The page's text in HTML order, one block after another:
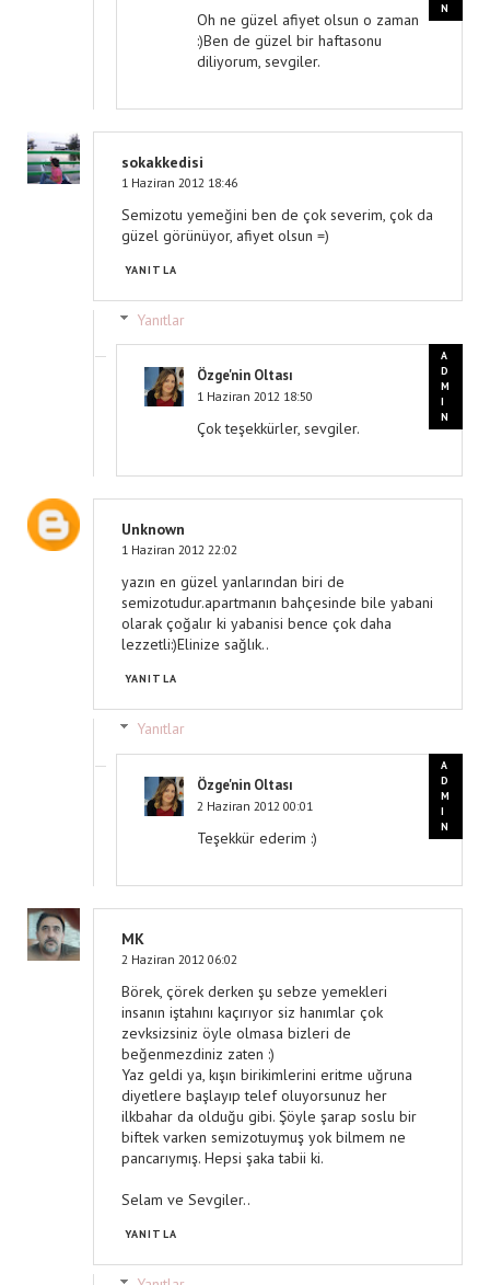
Oh ne güzel afiyet olsun o zaman
:)Ben de güzel bir haftasonu
diliyorum, sevgiler.
sokakkedisi
1 Haziran 2012 18:46
Semizotu yemeğini ben de çok severim, çok da
güzel görünüyor, afiyet olsun =)
YANITLA
Yanıtlar
Özge'nin Oltası
1 Haziran 2012 18:50
Çok teşekkürler, sevgiler.
Unknown
1 Haziran 2012 22:02
yazın en güzel yanlarından biri de
semizotudur.apartmanın bahçesinde bile yabani
olarak çoğalır ki yabanisi bence çok daha
lezzetli:)Elinize sağlık..
YANITLA
Yanıtlar
Özge'nin Oltası
2 Haziran 2012 00:01
Teşekkür ederim :)
MK
2 Haziran 2012 06:02
Börek, çörek derken şu sebze yemekleri
insanın iştahını kaçırıyor siz hanımlar çok
zevksizsiniz öyle olmasa bizleri de
beğenmezdiniz zaten :)
Yaz geldi ya, kışın birikimlerini eritme uğruna
diyetlere başlayıp telef oluyorsunuz her
ilkbahar da olduğu gibi. Şöyle şarap soslu bir
biftek varken semizotuymuş yok bilmem ne
pancarıymış. Hepsi şaka tabii ki.
Selam ve Sevgiler..
YANITLA